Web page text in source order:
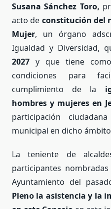
Susana Sánchez Toro,
acto de constitución del
Mujer, un órgano
Igualdad y Diversidad,
2027 y que tiene
condiciones para
cumplimiento de la
hombres y mujeres en
participación
municipal en dicho
La teniente de
participantes
Ayuntamiento del
Pleno la asistencia y la